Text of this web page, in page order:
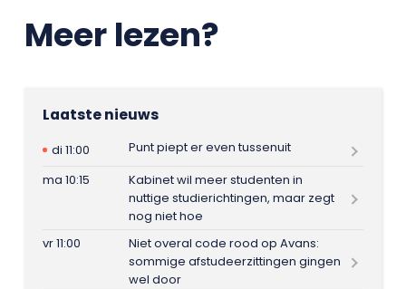
Meer lezen?
Laatste nieuws
di 11:00
Punt piept er even tussenuit
ma 10:15
Kabinet wil meer studenten in
nuttige studierichtingen, maar zegt
nog niet hoe
vr 11:00
Niet overal code rood op Avans:
sommige afstudeerzittingen gingen
wel door